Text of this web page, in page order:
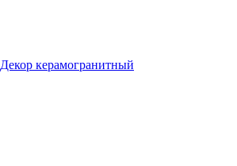
Декор керамогранитный